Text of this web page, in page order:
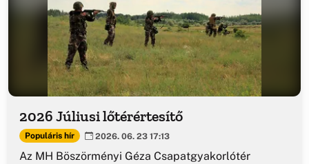
2026 Júliusi lőtérértesítő
Populáris hír 2026. 06. 23 17:13
Az MH Böszörményi Géza Csapatgyakorlótér